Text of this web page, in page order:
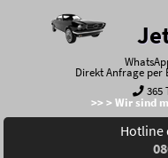
Direkt Anfrage per
365
>> > Wir sind
Hotline